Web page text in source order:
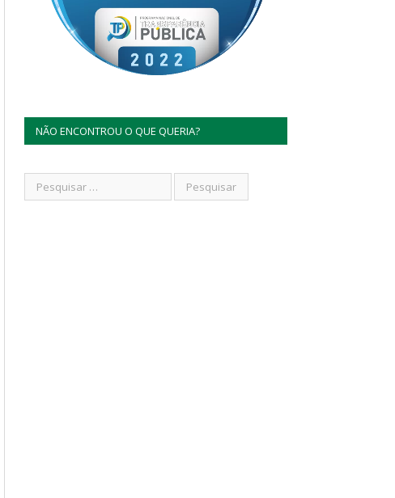
NÃO ENCONTROU O QUE QUERIA?